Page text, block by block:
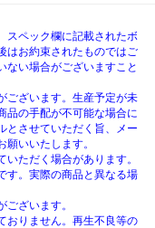
スペック欄に記載されたボ
はお約束されたものではご
ない場合がございますこと
ございます。生産予定が未
品の手配が不可能な場合に
とさせていただく旨、メー
いいたします。
ただく場合があります。
す。実際の商品と異なる場
ざいます。
おりません。再生不良等の